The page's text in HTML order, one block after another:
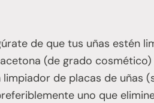
de que tus uñas estén
(de grado
de placas de uñas
uno que